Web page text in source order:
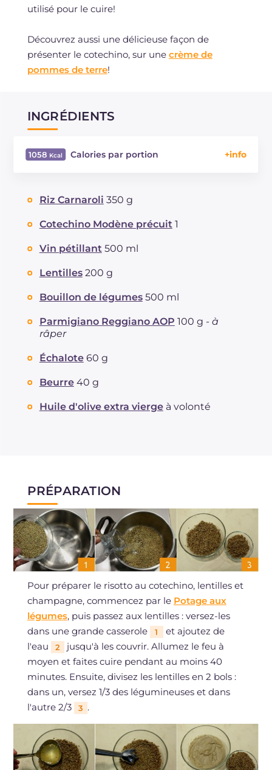
utilisé pour le cuire!
Découvrez aussi une délicieuse façon de
présenter le cotechino, sur une crème de
pommes de terre!
INGRÉDIENTS
1058 Calories par portion
Dont sucres
Protéine
dont acides gras saturés
Fibre
Sodium
Riz Carnaroli 350 g
Cotechino Modène précuit 1
Vin pétillant 500 ml
Lentilles 200 g
Bouillon de légumes 500 ml
Parmigiano Reggiano AOP 100 g - à
râper
Échalote 60 g
Beurre 40 g
Huile d'olive extra vierge à volonté
PRÉPARATION
Pour préparer le risotto au cotechino, lentilles et
champagne, commencez par le Potage aux
légumes, puis passez aux lentilles : versez-les
dans une grande casserole
1
et ajoutez de
l'eau
2
jusqu'à les couvrir. Allumez le feu à
moyen et faites cuire pendant au moins 40
minutes. Ensuite, divisez les lentilles en 2 bols :
dans un, versez 1/3 des légumineuses et dans
l'autre 2/3
3 .